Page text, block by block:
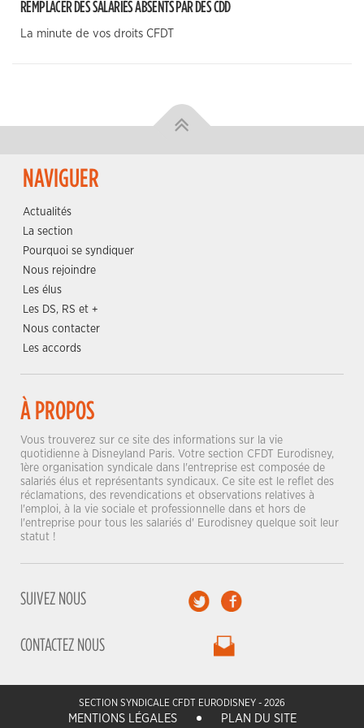
REMPLACER DES SALARIÉS ABSENTS PAR DES CDD
La minute de vos droits CFDT
NAVIGUER
Actualités
La section
Pourquoi se syndiquer
Nous rejoindre
Les élus
Les DS, RS et +
Nous contacter
Les accords
À PROPOS
Vous trouverez sur ce site des informations sur la vie
quotidienne à Disneyland Paris. Votre section CFDT Eurodisney,
1ère organisation syndicale dans l'entreprise est composée de
salariés élus et représentants syndicaux. Ce site est le reflet des
réclamations, des revendications et observations relatives à
l'emploi, à la vie sociale et professionnelle dans et hors de
l'entreprise pour tous les salariés d' Eurodisney quelque soit leur
statut !
SUIVEZ NOUS
CONTACTEZ NOUS
SECTION SYNDICALE CFDT EURODISNEY - 2026
MENTIONS LÉGALES PLAN DU SITE